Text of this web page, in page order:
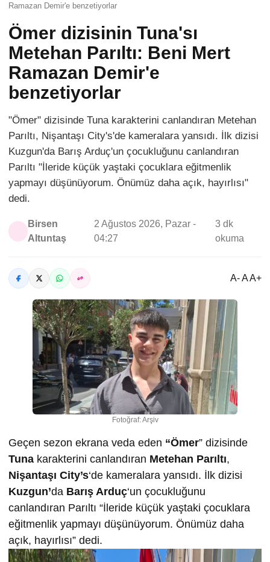
Ramazan Demir'e benzetiyorlar
Ömer dizisinin Tuna'sı
Metehan Parıltı: Beni Mert
Ramazan Demir'e
benzetiyorlar
"Ömer" dizisinde Tuna karakterini canlandıran Metehan
Parıltı, Nişantaşı City's'de kameralara yansıdı. İlk dizisi
Kuzgun'da Barış Arduç'un çocukluğunu canlandıran
Parıltı "İleride küçük yaştaki çocuklara eğitmenlik
yapmayı düşünüyorum. Önümüz daha açık, hayırlısı"
dedi.
Birsen
Altuntaş
2 Ağustos 2026, Pazar -
04:27
3 dk
okuma
A- A A+
Fotoğraf: Arşiv
Geçen sezon ekrana veda eden “Ömer” dizisinde
Tuna karakterini canlandıran Metehan Parıltı,
Nişantaşı City’s‘de kameralara yansıdı. İlk dizisi
Kuzgun’da Barış Arduç‘un çocukluğunu
canlandıran Parıltı “İleride küçük yaştaki çocuklara
eğitmenlik yapmayı düşünüyorum. Önümüz daha
açık, hayırlısı” dedi.